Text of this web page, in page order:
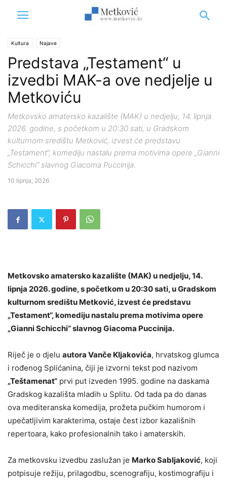
Kultura Najave
Predstava „Testament“ u
izvedbi MAK-a ove nedjelje u
Metkoviću
Metkovsko amatersko kazalište (MAK) u nedjelju, 14. lipnja
2026. godine, s početkom u 20:30 sati, u Gradskom
kulturnom središtu Metković, izvest će predstavu
„Testament“, komediju nastalu prema motivima opere „Gianni
Schicchi“ slavnog Giacoma Puccinija.
10 lipnja, 2026
Metkovsko amatersko kazalište (MAK) u nedjelju, 14.
lipnja 2026. godine, s početkom u 20:30 sati, u Gradskom
kulturnom središtu Metković, izvest će predstavu
„Testament“, komediju nastalu prema motivima opere
„Gianni Schicchi“ slavnog Giacoma Puccinija.
Riječ je o djelu autora Vanče Kljakovića, hrvatskog glumca
i rođenog Splićanina, čiji je izvorni tekst pod nazivom
„Teštamenat“ prvi put izveden 1995. godine na daskama
Gradskog kazališta mladih u Splitu. Od tada pa do danas
ova mediteranska komedija, prožeta pučkim humorom i
upečatljivim karakterima, ostaje čest izbor kazališnih
repertoara, kako profesionalnih tako i amaterskih.
Za metkovsku izvedbu zaslužan je Marko Sabljaković, koji
potpisuje režiju, prilagodbu, scenografiju, kostimografiju i